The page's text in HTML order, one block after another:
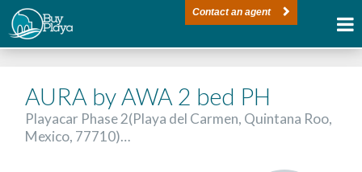
Contact an agent
AURA by AWA 2 bed PH
Playacar Phase 2(Playa del Carmen, Quintana Roo,
Mexico, 77710)…